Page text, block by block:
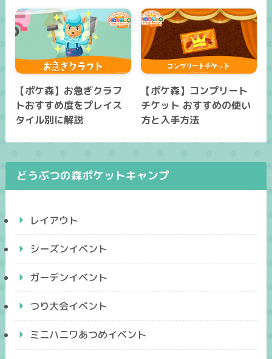
【ポケ森】お急ぎクラフ
トおすすめ度をプレイス
タイル別に解説
【ポケ森】コンプリート
チケット おすすめの使い
方と入手方法
どうぶつの森ポケットキャンプ
レイアウト
シーズンイベント
ガーデンイベント
つり大会イベント
ミニハニワあつめイベント